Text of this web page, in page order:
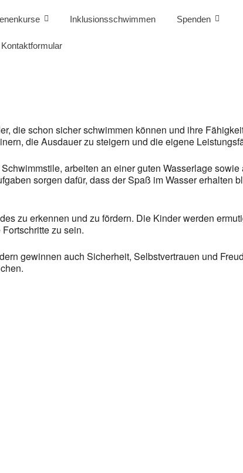
Inklusionsschwimmen Spenden
Kontaktformular
die schon sicher schwimmen können und ihre
die Ausdauer zu steigern und die eigene
arbeiten an einer guten Wasserlage
sorgen dafür, dass der Spaß im Wasser erhalten
zu erkennen und zu fördern. Die Kinder werden
zu sein.
gewinnen auch Sicherheit, Selbstvertrauen und